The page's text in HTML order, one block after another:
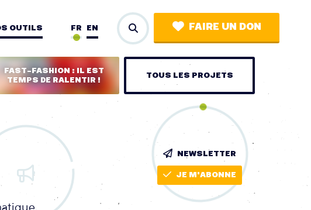
OUTILS EN
FR FAIRE UN DON
FAST-FASHION : IL EST
TEMPS DE RALENTIR !
TOUS LES PROJETS
NEWSLETTER
JE M'ABONNE